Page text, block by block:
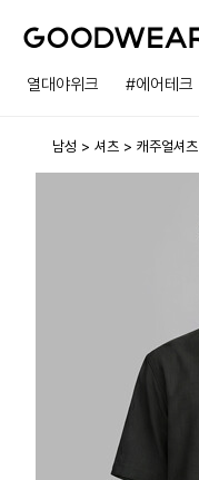
열대야위크 #에어테크
남성 셔츠 캐주얼셔츠